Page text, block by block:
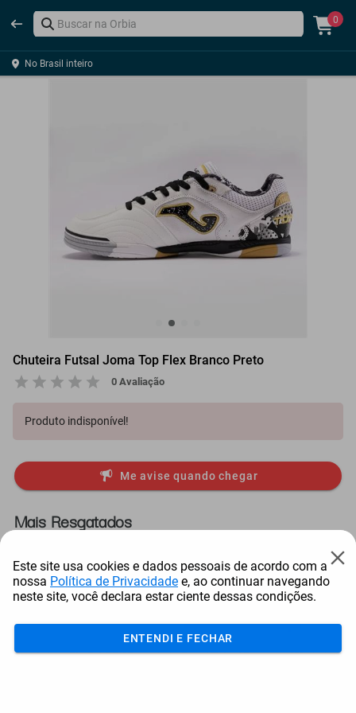
0
No Brasil inteiro
Chuteira Futsal Joma Top Flex Branco Preto
0 Avaliação
Produto indisponível!
Me avise quando chegar
Mais Resgatados
Antena Starlink Mini De
Smart Tv Led Samsung 43"
Este site usa cookies e dados pessoais de acordo com a
nossa Política de Privacidade e, ao continuar navegando
neste site, você declara estar ciente dessas condições.
ENTENDI E FECHAR